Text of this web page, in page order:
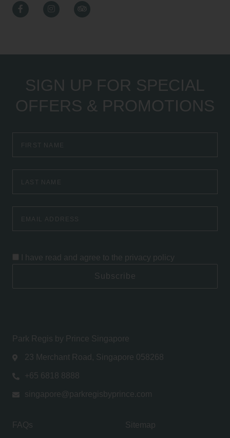
FacebookInstagramTripAdvisor
SIGN UP FOR SPECIAL
OFFERS & PROMOTIONS
Name
Name
Address
I have read and agree to the privacy policy
Subscribe
Park Regis by Prince Singapore
23 Merchant Road, Singapore 058268
+65 6818 8888
singapore@parkregisbyprince.com
FAQs Sitemap